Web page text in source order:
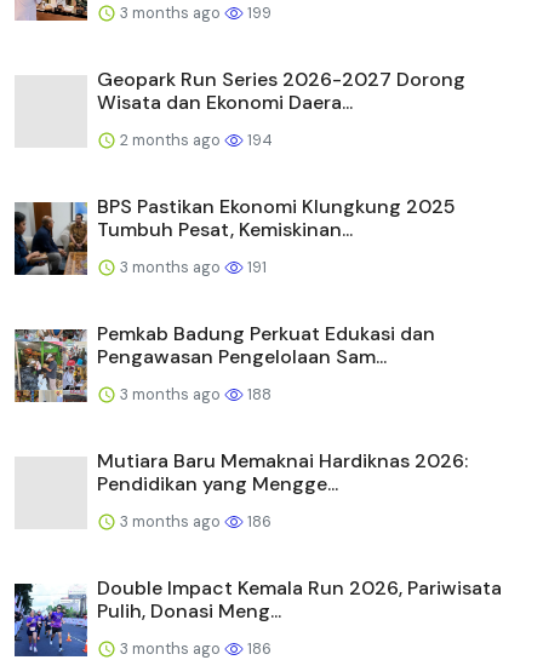
3 months ago 199
Geopark Run Series 2026-2027 Dorong
Wisata dan Ekonomi Daera...
2 months ago 194
BPS Pastikan Ekonomi Klungkung 2025
Tumbuh Pesat, Kemiskinan...
3 months ago 191
Pemkab Badung Perkuat Edukasi dan
Pengawasan Pengelolaan Sam...
3 months ago 188
Mutiara Baru Memaknai Hardiknas 2026:
Pendidikan yang Mengge...
3 months ago 186
Double Impact Kemala Run 2026, Pariwisata
Pulih, Donasi Meng...
3 months ago 186